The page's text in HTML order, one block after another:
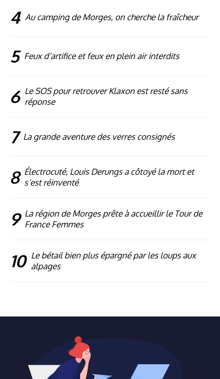
4 Au camping de Morges, on cherche la fraîcheur
5 Feux d’artifice et feux en plein air interdits
6 Le SOS pour retrouver Klaxon est resté sans
réponse
7 La grande aventure des verres consignés
8 Électrocuté, Louis Derungs a côtoyé la mort et
s’est réinventé
9 La région de Morges prête à accueillir le Tour de
France Femmes
10 Le bétail bien plus épargné par les loups aux
alpages